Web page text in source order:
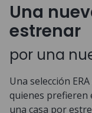
Una
estrenar
por una
Una selección
quienes prefieren
una casa por